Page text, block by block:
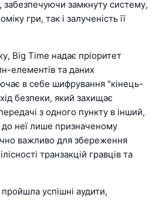
забезпечуючи замкнуту систему,
гри, так і залученість її
Big Time надає пріоритет
елементів та даних
в себе шифрування "кінець-
безпеки, який захищає
з одного пункту в інший,
неї лише призначеному
важливо для збереження
транзакцій гравців та
успішні аудити,